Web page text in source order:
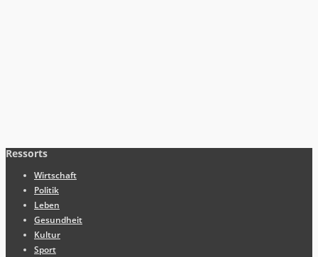
Ressorts
Wirtschaft
Politik
Leben
Gesundheit
Kultur
Sport